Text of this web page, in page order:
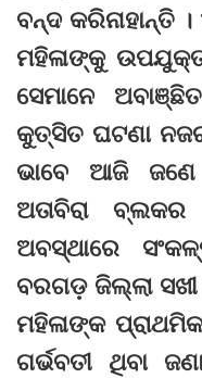
ବନ୍ଦ କରିନାହାନ୍ତି
ମହିଳାଙ୍କୁ
ସେମାନେ
କୁତ୍ସିତ ଘଟଣା
ଭାବେ ଆଜି
ଅତାବିରା
ଅବସ୍ଥାରେ
ବରଗଡ଼ ଜିଲ୍ଲା
ମହିଳାଙ୍କ
ଗର୍ଭବତୀ ଥିବା